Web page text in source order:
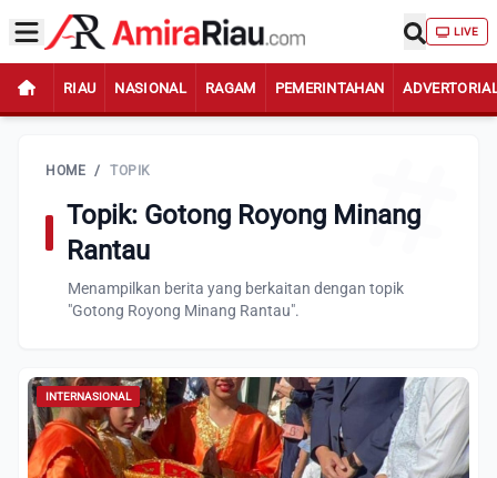
LIVE
RIAU NASIONAL RAGAM PEMERINTAHAN
HOME / TOPIK
Topik: Gotong Royong Minang
Rantau
Menampilkan berita yang berkaitan dengan topik
"Gotong Royong Minang Rantau".
INTERNASIONAL